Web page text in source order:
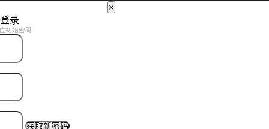
×
录
初始密码
获取新密码